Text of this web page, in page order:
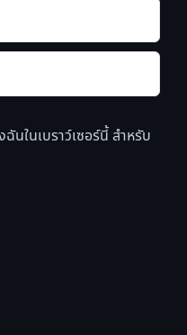
นในเบราว์เซอร์นี้ สำหรับ